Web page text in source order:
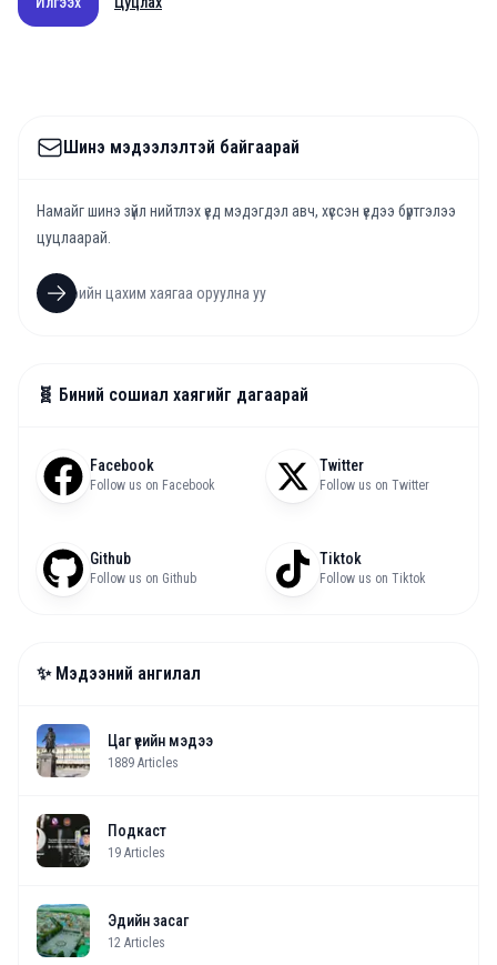
Шинэ мэдээлэлтэй байгаарай
Намайг шинэ зүйл нийтлэх үед мэдэгдэл авч, хүссэн үедээ бүртгэлээ
цуцлаарай.
🧬 Биний сошиал хаягийг дагаарай
Facebook
Follow us on Facebook
Twitter
Follow us on Twitter
Github
Follow us on Github
Tiktok
Follow us on Tiktok
✨ Мэдээний ангилал
Цаг үеийн мэдээ
1889 Articles
Подкаст
19 Articles
Эдийн засаг
12 Articles